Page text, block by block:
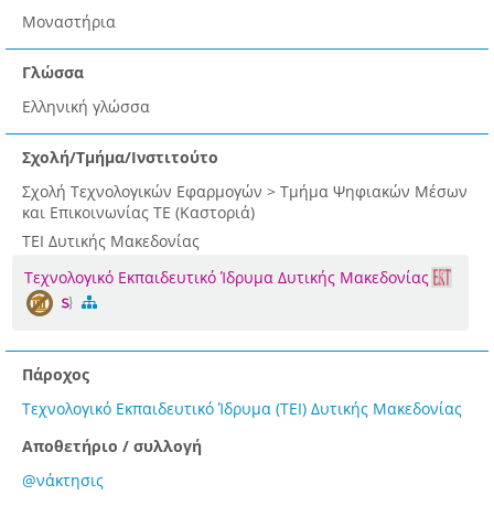
Μοναστήρια
Γλώσσα
Ελληνική γλώσσα
Σχολή/Τμήμα/Ινστιτούτο
Σχολή Τεχνολογικών Εφαρμογών > Τμήμα Ψηφιακών Μέσων
και Επικοινωνίας ΤΕ (Καστοριά)
ΤΕΙ Δυτικής Μακεδονίας
Τεχνολογικό Εκπαιδευτικό Ίδρυμα Δυτικής Μακεδονίας
Πάροχος
Τεχνολογικό Εκπαιδευτικό Ίδρυμα (ΤΕΙ) Δυτικής Μακεδονίας
Αποθετήριο / συλλογή
@νάκτησις